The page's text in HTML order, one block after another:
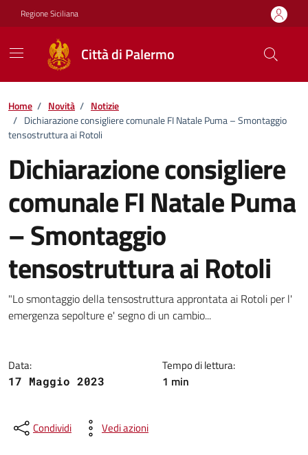
Vai ai contenuti
Vai al footer
Regione Siciliana
Città di Palermo
Home / Novità / Notizie
/ Dichiarazione consigliere comunale FI Natale Puma – Smontaggio
tensostruttura ai Rotoli
Dichiarazione consigliere
comunale FI Natale Puma
– Smontaggio
tensostruttura ai Rotoli
Dettagli della notizia
"Lo smontaggio della tensostruttura approntata ai Rotoli per l'
emergenza sepolture e' segno di un cambio...
Data:
17 Maggio 2023
Tempo di lettura:
1 min
Condividi Vedi azioni